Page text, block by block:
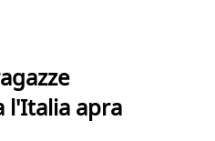
l'Italia apra